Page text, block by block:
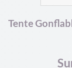
Tente